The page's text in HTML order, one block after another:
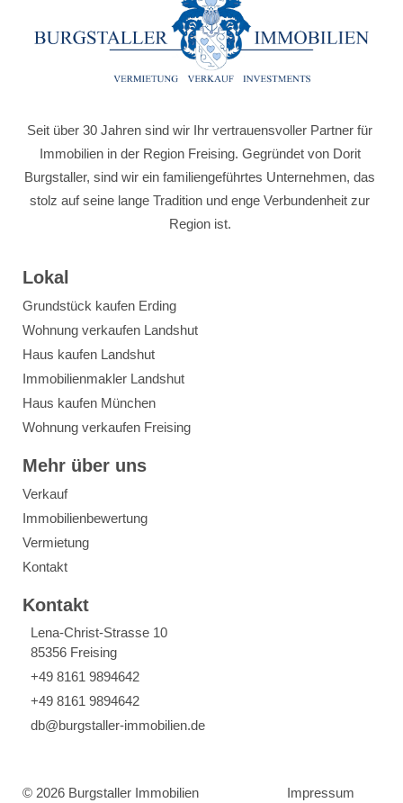
Seit über 30 Jahren sind wir Ihr vertrauensvoller Partner für
Immobilien in der Region Freising. Gegründet von Dorit
Burgstaller, sind wir ein familiengeführtes Unternehmen, das
stolz auf seine lange Tradition und enge Verbundenheit zur
Region ist.
Lokal
Grundstück kaufen Erding
Wohnung verkaufen Landshut
Haus kaufen Landshut
Immobilienmakler Landshut
Haus kaufen München
Wohnung verkaufen Freising
Mehr über uns
Verkauf
Immobilienbewertung
Vermietung
Kontakt
Kontakt
Lena-Christ-Strasse 10
85356 Freising
+49 8161 9894642
+49 8161 9894642
db@burgstaller-immobilien.de
© 2026 Burgstaller Immobilien Impressum